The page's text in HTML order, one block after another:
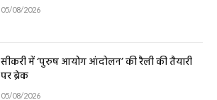
05/08/2026
सीकरी में ‘पुरुष आयोग आंदोलन’ की रैली की तैयारी
पर ब्रेक
05/08/2026